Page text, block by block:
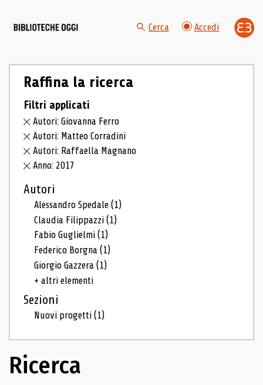
Cerca Accedi
Raffina la ricerca
Filtri applicati
Autori: Giovanna Ferro
Autori: Matteo Corradini
Autori: Raffaella Magnano
Anno: 2017
Autori
Alessandro Spedale(1)
Claudia Filippazzi(1)
Fabio Guglielmi(1)
Federico Borgna(1)
Giorgio Gazzera(1)
+ altri elementi
Sezioni
Nuovi progetti(1)
Ricerca